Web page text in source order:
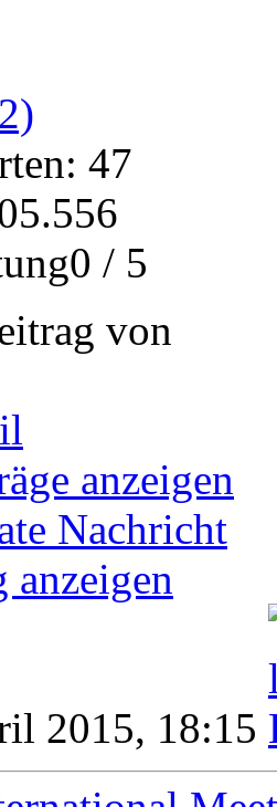
47
/ 5
von
anzeigen
Nachricht
anzeigen
2015, 18:15